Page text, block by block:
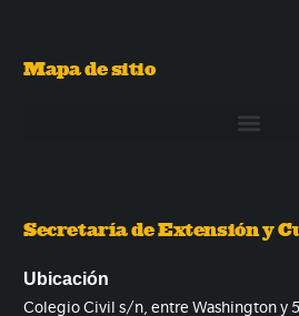
Mapa de sitio
Secretaría de Extensión y
Ubicación
Colegio Civil s/n, entre Washington y